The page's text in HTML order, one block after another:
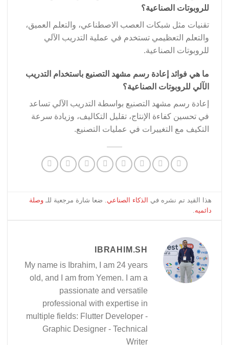
للروبوتات الصناعية؟
تقنيات مثل شبكات العصب الاصطناعي، والتعلم العميق،
والتعلم التعظيمي تستخدم في عملية التدريب الآلي
للروبوتات الصناعية.
ما هي فوائد إعادة رسم مشهد التصنيع باستخدام التدريب
الآلي للروبوتات الصناعية؟
إعادة رسم مشهد التصنيع بواسطة التدريب الآلي تساعد
في تحسين كفاءة الإنتاج، تقليل التكاليف، وزيادة سرعة
التكيف مع التغييرات في عمليات التصنيع.
هذا القيد تم نشره في الذكاء الصناعي. ضعا شارة مرجعية للـوصلة
دائميه.
IBRAHIM.SH
My name is Ibrahim, I am 24 years
old, and I am from Yemen. I am a
passionate and versatile
professional with expertise in
multiple fields: Flutter Developer -
Graphic Designer - Technical
Writer